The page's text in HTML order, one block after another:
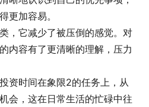
更加容易。
，它减少了被压倒的感觉。对
内容有了更清晰的理解，压力
资时间在象限2的任务上，从
会，这在日常生活的忙碌中往